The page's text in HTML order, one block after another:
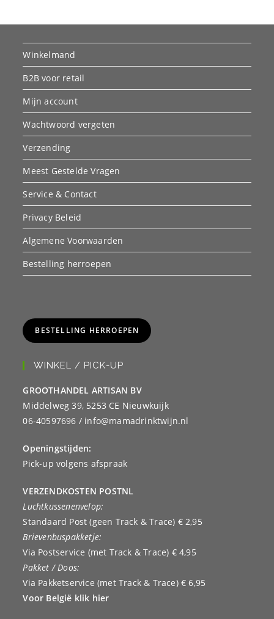
Winkelmand
B2B voor retail
Mijn account
Wachtwoord vergeten
Verzending
Meest Gestelde Vragen
Service & Contact
Privacy Beleid
Algemene Voorwaarden
Bestelling herroepen
BESTELLING HERROEPEN
WINKEL / PICK-UP
GROOTHANDEL ARTISAN BV
Middelweg 39, 5253 CE Nieuwkuijk
06-40597696 / info@mamadrinktwijn.nl
Openingstijden:
Pick-up volgens afspraak
VERZENDKOSTEN POSTNL
Luchtkussenenvelop:
Standaard Post (geen Track & Trace) € 2,95
Brievenbuspakketje:
Via Postservice (met Track & Trace) € 4,95
Pakket / Doos:
Via Pakketservice (met Track & Trace) € 6,95
Voor België klik hier